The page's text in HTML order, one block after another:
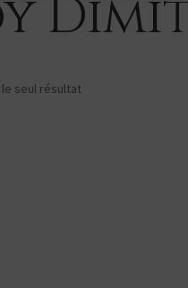
le seul résultat